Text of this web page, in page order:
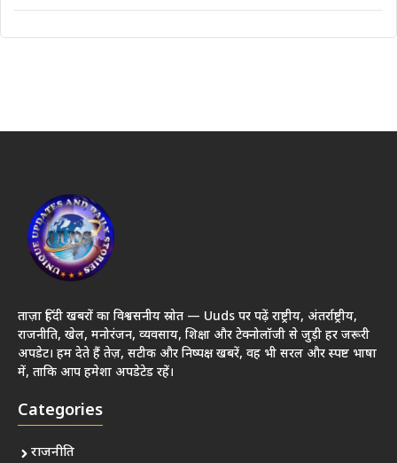
ताज़ा हिंदी खबरों का विश्वसनीय स्रोत — Uuds पर पढ़ें राष्ट्रीय, अंतर्राष्ट्रीय,
राजनीति, खेल, मनोरंजन, व्यवसाय, शिक्षा और टेक्नोलॉजी से जुड़ी हर जरूरी
अपडेट। हम देते हैं तेज़, सटीक और निष्पक्ष खबरें, वह भी सरल और स्पष्ट भाषा
में, ताकि आप हमेशा अपडेटेड रहें।
Categories
राजनीति